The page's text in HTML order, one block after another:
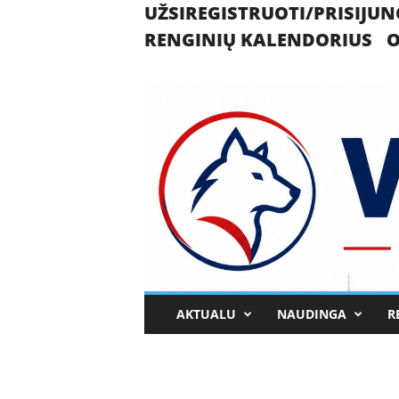
UŽSIREGISTRUOTI/
RENGINIŲ KALENDORIUS
m
AKTUALU NAUDINGA